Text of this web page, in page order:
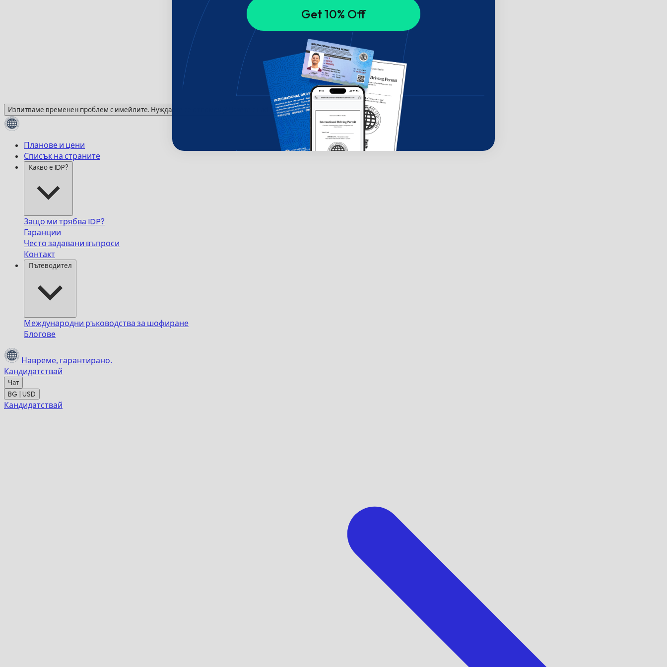
Изпитваме временен проблем с имейлите. Нуждаете се от помощ? Чатете с нас!
Планове и цени
Списък на страните
Какво е IDP?
Защо ми трябва IDP?
Гаранции
Често задавани въпроси
Контакт
Пътеводител
Международни ръководства за шофиране
Блогове
Навреме, гарантирано.
Кандидатствай
Чат
BG | USD
Кандидатствай
Get 10% Off